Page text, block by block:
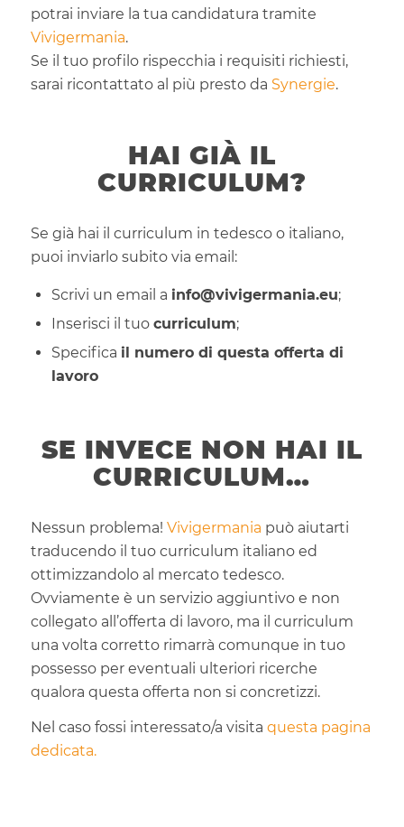
potrai inviare la tua candidatura tramite
Vivigermania.
Se il tuo profilo rispecchia i requisiti richiesti,
sarai ricontattato al più presto da Synergie.
HAI GIÀ IL
CURRICULUM?
Se già hai il curriculum in tedesco o italiano,
puoi inviarlo subito via email:
Scrivi un email a info@vivigermania.eu;
Inserisci il tuo curriculum;
Specifica il numero di questa offerta di
lavoro
SE INVECE NON HAI IL
CURRICULUM…
Nessun problema! Vivigermania può aiutarti
traducendo il tuo curriculum italiano ed
ottimizzandolo al mercato tedesco.
Ovviamente è un servizio aggiuntivo e non
collegato all’offerta di lavoro, ma il curriculum
una volta corretto rimarrà comunque in tuo
possesso per eventuali ulteriori ricerche
qualora questa offerta non si concretizzi.
Nel caso fossi interessato/a visita questa pagina
dedicata.